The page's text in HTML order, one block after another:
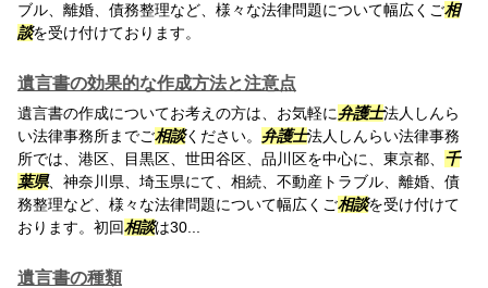
ブル、離婚、債務整理など、様々な法律問題について幅広くご相
談を受け付けております。
遺言書の効果的な作成方法と注意点
遺言書の作成についてお考えの方は、お気軽に弁護士法人しんら
い法律事務所までご相談ください。 弁護士法人しんらい法律事務
所では、港区、目黒区、世田谷区、品川区を中心に、東京都、 千
葉県、神奈川県、埼玉県にて、相続、不動産トラブル、離婚、債
務整理など、様々な法律問題について幅広くご相談を受け付けて
おります。初回相談は30...
遺言書の種類